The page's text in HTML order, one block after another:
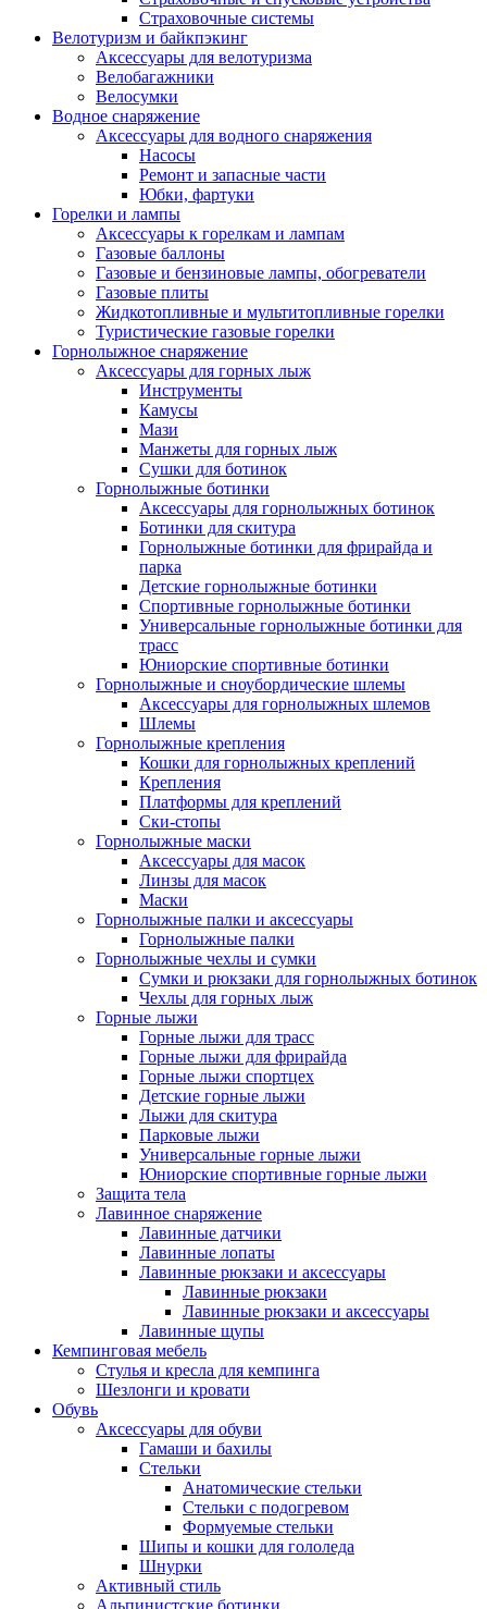
Страховочные системы
Велотуризм и байкпэкинг
Аксессуары для велотуризма
Велобагажники
Велосумки
Водное снаряжение
Аксессуары для водного снаряжения
Насосы
Ремонт и запасные части
Юбки, фартуки
Горелки и лампы
Аксессуары к горелкам и лампам
Газовые баллоны
Газовые и бензиновые лампы, обогреватели
Газовые плиты
Жидкотопливные и мультитопливные горелки
Туристические газовые горелки
Горнолыжное снаряжение
Аксессуары для горных лыж
Инструменты
Камусы
Мази
Манжеты для горных лыж
Сушки для ботинок
Горнолыжные ботинки
Аксессуары для горнолыжных ботинок
Ботинки для скитура
Горнолыжные ботинки для фрирайда и
парка
Детские горнолыжные ботинки
Спортивные горнолыжные ботинки
Универсальные горнолыжные ботинки для
трасс
Юниорские спортивные ботинки
Горнолыжные и сноубордические шлемы
Аксессуары для горнолыжных шлемов
Шлемы
Горнолыжные крепления
Кошки для горнолыжных креплений
Крепления
Платформы для креплений
Ски-стопы
Горнолыжные маски
Аксессуары для масок
Линзы для масок
Маски
Горнолыжные палки и аксессуары
Горнолыжные палки
Горнолыжные чехлы и сумки
Сумки и рюкзаки для горнолыжных ботинок
Чехлы для горных лыж
Горные лыжи
Горные лыжи для трасс
Горные лыжи для фрирайда
Горные лыжи спортцех
Детские горные лыжи
Лыжи для скитура
Парковые лыжи
Универсальные горные лыжи
Юниорские спортивные горные лыжи
Защита тела
Лавинное снаряжение
Лавинные датчики
Лавинные лопаты
Лавинные рюкзаки и аксессуары
Лавинные рюкзаки
Лавинные рюкзаки и аксессуары
Лавинные щупы
Кемпинговая мебель
Стулья и кресла для кемпинга
Шезлонги и кровати
Обувь
Аксессуары для обуви
Гамаши и бахилы
Стельки
Анатомические стельки
Стельки с подогревом
Формуемые стельки
Шипы и кошки для гололеда
Шнурки
Активный стиль
Альпинистские ботинки